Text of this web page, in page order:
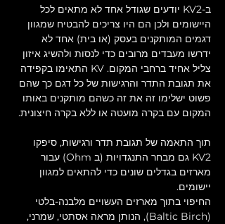
ב-KV2 יודעים שגודל אחד לא מתאים לכל
היישומים ולכן הם היו צריכים להבטיח שמגוון
דגמים המותקנים בעסק (או בית) אחד לא
ידרשו מעבדים מרובים כדי לנסות ולהשיג איזון
צליל אחיד ברחבי המקום. KV התאימו בקפידה
את תגובת התדר והרגישות של כל דגם כך שהם
פשוט ישלימו זה את זה כשהם מותקנים באותו
המקום עם בקרה מועטה או ללא בקרה חיצונית.
תוך התאמה של תגובת תדר ורגישות, סיפקו
KV2 גם מבחר התנגדויות (ב Ohm) עבור
מארזים בגדלים שונים כדי להתאים למגוון
יישומים.
החיפוי בתוך מארזים העשויים מלבנה-בלטי
(Baltic Birch), הנותן מראה אסתטי, שמרני,